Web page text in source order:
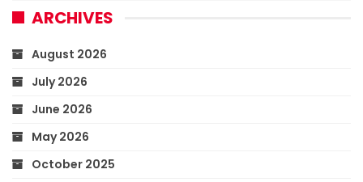
ARCHIVES
August 2026
July 2026
June 2026
May 2026
October 2025